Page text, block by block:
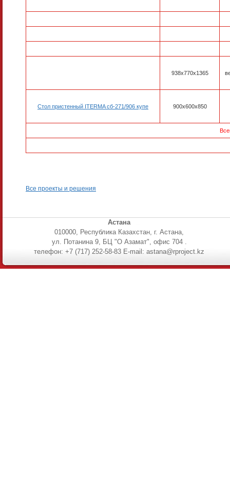
938х770х1365
Стол пристенный ITERMA сб-271/906 купе 900х600х850
Все проекты и решения
Астана
010000, Республика Казахстан, г. Астана,
ул. Потанина 9, БЦ "О Азамат", офис 704 .
телефон: +7 (717) 252-58-83 E-mail: astana@rproject.kz